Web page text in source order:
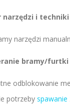
narzędzi i techniki
narzędzi
bramy/furtki
odblokowanie
potrzeby spawanie